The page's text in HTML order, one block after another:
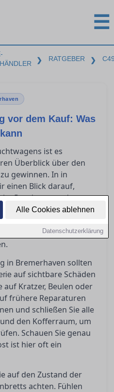
Alle Cookies ablehnen
Datenschutzerklärung
☰
❯ RATGEBER ❯
vor dem Kauf: Was
ist es
Überblick über den
gewinnen. In in
einen Blick darauf,
Rundgang und
eigenständig
erfahren Sie zudem,
unabhängigen
in Bremerhaven sollten
auf sichtbare Schäden
auf Kratzer, Beulen oder
frühere Reparaturen
und schließen Sie alle
den Kofferraum, um
Schauen Sie genau
ist hier oft ein
auf den Zustand der
achten. Fühlen